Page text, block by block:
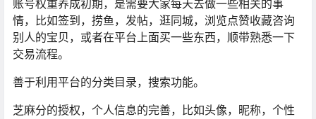
账号权重养成初期，是需要大家每天去做一些相关的事
情，比如签到，捞鱼，发帖，逛同城，浏览点赞收藏咨询
别人的宝贝，或者在平台上面买一些东西，顺带熟悉一下
交易流程。
善于利用平台的分类目录，搜索功能。
芝麻分的授权，个人信息的完善，比如头像，昵称，个性